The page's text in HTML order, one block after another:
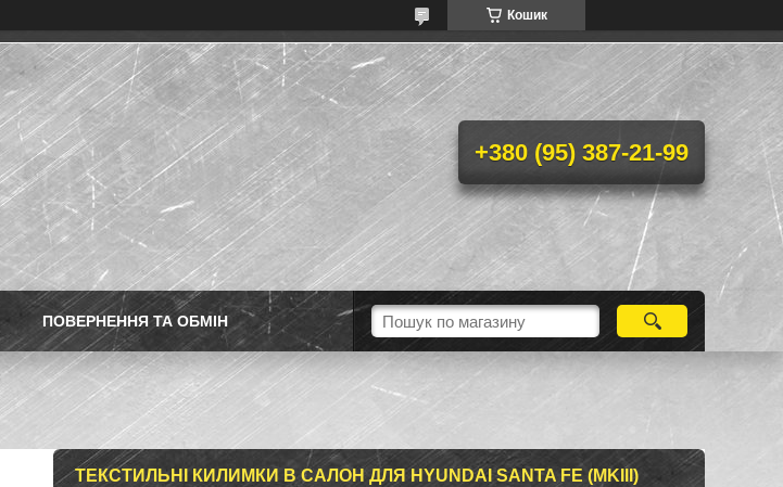
Кошик
+380 (95) 387-21-99
ПОВЕРНЕННЯ ТА ОБМІН
ТЕКСТИЛЬНІ КИЛИМКИ В САЛОН ДЛЯ HYUNDAI SANTA FE (MKIII)